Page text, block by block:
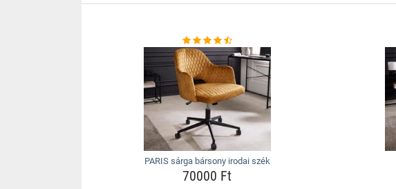
PARIS sárga bársony irodai szék
70000 Ft